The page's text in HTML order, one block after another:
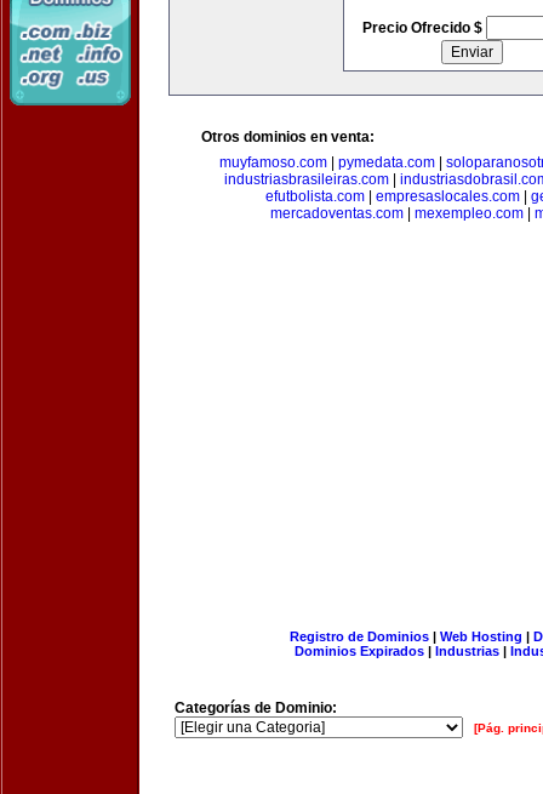
Precio Ofrecido $
Otros dominios en venta:
muyfamoso.com
pymedata.com
industriasbrasileiras.com|
efutbolista.com| empresaslocales.com|
mercadoventas.com
mexempleo.com
Registro de Dominios| Web Hosting |
Dominios Expirados | Industrias |
Categorías de Dominio:
[Pág.